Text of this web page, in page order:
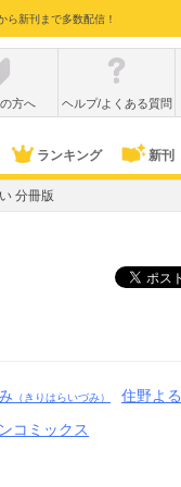
新刊まで多数配信！
方へ ヘルプ/よくある質問
ランキング 新刊
分冊版
（きりはらいづみ） 住野よる
コミックス